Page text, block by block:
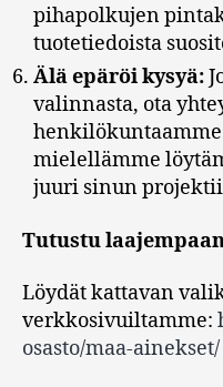
pihapolkujen
tuotetiedoista
Älä epäröi kysyä:
valinnasta, ota
mielellämme
juuri sinun
Tutustu
Löydät kattavan
verkkosivuiltamme:
osasto/maa-ainekset/